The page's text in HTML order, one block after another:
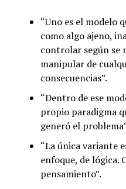
“Uno es el modelo
como algo ajeno,
controlar según se
manipular de
consecuencias”.
“Dentro de ese
propio paradigma
generó el
“La única variante
enfoque, de lógica.
pensamiento”.